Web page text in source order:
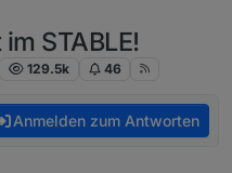
STABLE!
129.5k 46
Anmelden zum Antworten